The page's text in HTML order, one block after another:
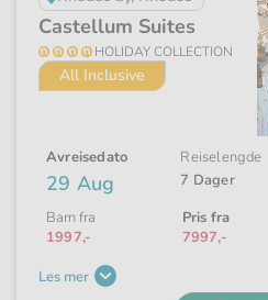
Castellum Suites
HOLIDAY COLLECTION
All Inclusive
Avreisedato
29 Aug
Reiselengde
7 Dager
Barn fra
1997,-
Pris fra
7997,-
Les mer